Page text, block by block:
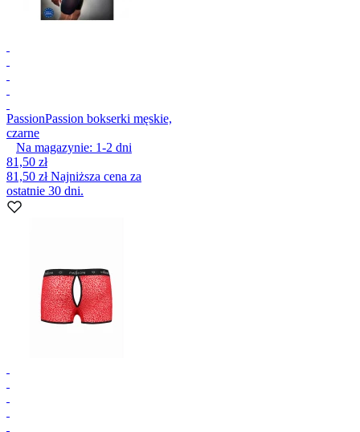
PassionPassion bokserki męskie,
czarne
Na magazynie: 1-2 dni
81,50 zł
81,50 złNajniższa cena za
ostatnie 30 dni.